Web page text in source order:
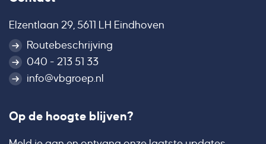
Elzentlaan 29, 5611 LH Eindhoven
Routebeschrijving
040 - 213 51 33
info@vbgroep.nl
Op de hoogte blijven?